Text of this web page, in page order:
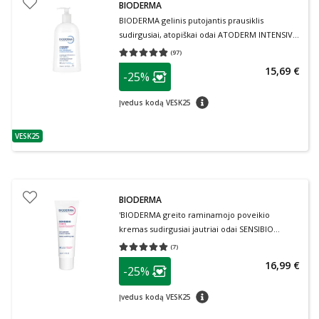
patarimas
VESK25
BIODERMA
BIODERMA gelinis putojantis prausiklis
sudirgusiai, atopiškai odai ATODERM INTENSIVE
GEL MOUSSANT, 500 ml
(97)
Vidutinis įvertinimas 4.82
patarimas
Lojalumo klubo narių nuolaida
-25%
Įvedus kodą VESK25 patarimas
15,69 €
BIODERMA
'BIODERMA greito raminamojo poveikio
kremas sudirgusiai jautriai odai SENSIBIO
FORTE, 40 ml (7)
Vidutinis įvertinimas 5.00
patarimas
Lojalumo klubo narių nuolaida
-25%
Įvedus kodą VESK25 patarimas
16,99 €